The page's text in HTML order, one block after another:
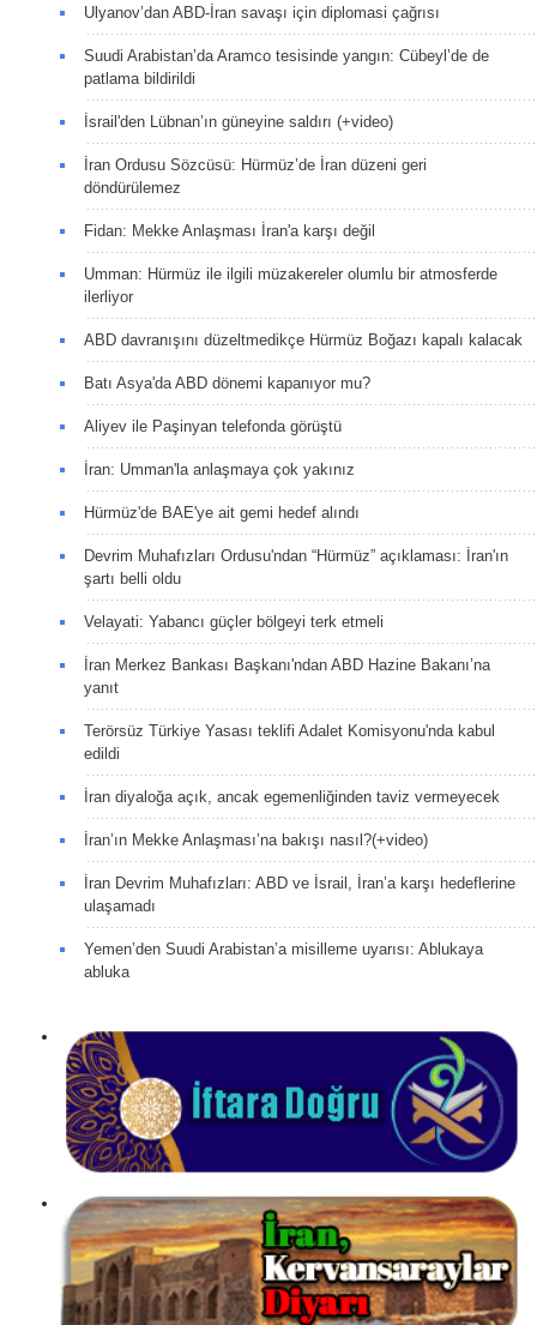
Ulyanov’dan ABD-İran savaşı için diplomasi çağrısı
Suudi Arabistan’da Aramco tesisinde yangın: Cübeyl’de de
patlama bildirildi
İsrail'den Lübnan’ın güneyine saldırı (+video)
İran Ordusu Sözcüsü: Hürmüz’de İran düzeni geri
döndürülemez
Fidan: Mekke Anlaşması İran'a karşı değil
Umman: Hürmüz ile ilgili müzakereler olumlu bir atmosferde
ilerliyor
ABD davranışını düzeltmedikçe Hürmüz Boğazı kapalı kalacak
Batı Asya'da ABD dönemi kapanıyor mu?
Aliyev ile Paşinyan telefonda görüştü
İran: Umman'la anlaşmaya çok yakınız
Hürmüz'de BAE'ye ait gemi hedef alındı
Devrim Muhafızları Ordusu'ndan “Hürmüz” açıklaması: İran'ın
şartı belli oldu
Velayati: Yabancı güçler bölgeyi terk etmeli
İran Merkez Bankası Başkanı'ndan ABD Hazine Bakanı’na
yanıt
Terörsüz Türkiye Yasası teklifi Adalet Komisyonu'nda kabul
edildi
İran diyaloğa açık, ancak egemenliğinden taviz vermeyecek
İran’ın Mekke Anlaşması’na bakışı nasıl?(+video)
İran Devrim Muhafızları: ABD ve İsrail, İran’a karşı hedeflerine
ulaşamadı
Yemen’den Suudi Arabistan’a misilleme uyarısı: Ablukaya
abluka